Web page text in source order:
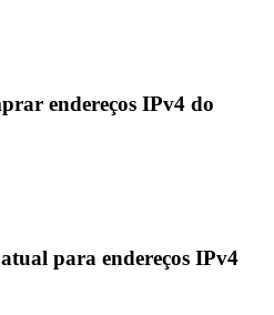
endereços IPv4 do
para endereços IPv4